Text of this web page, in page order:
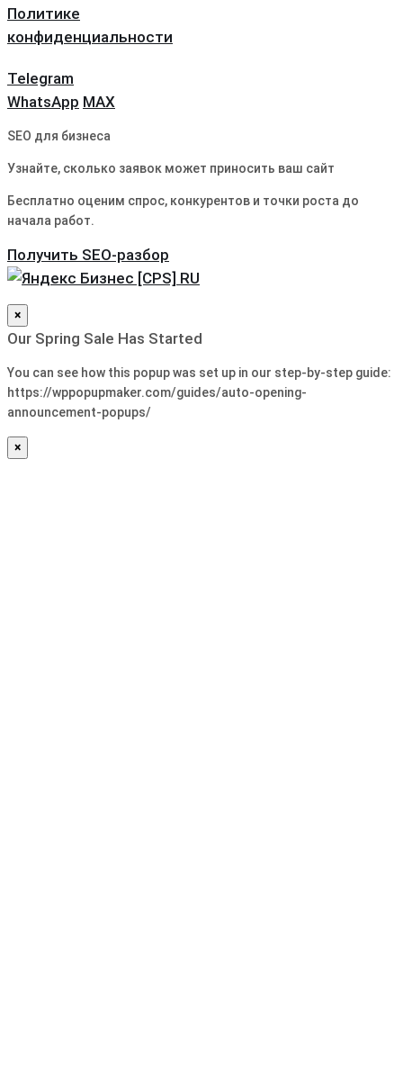
Политике
конфиденциальности
Telegram
WhatsApp MAX
SEO для бизнеса
Узнайте, сколько заявок может приносить ваш сайт
Бесплатно оценим спрос, конкурентов и точки роста до
начала работ.
Получить SEO-разбор
×
Our Spring Sale Has Started
You can see how this popup was set up in our step-by-step guide:
https://wppopupmaker.com/guides/auto-opening-
announcement-popups/
×